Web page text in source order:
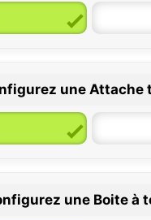
une Attache
une Boite à